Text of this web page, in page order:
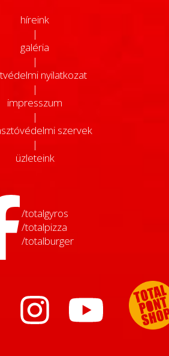
híreink
|
galéria
|
nyilatkozat
|
impresszum
|
szervek
|
üzleteink
/totalgyros
/totalpizza
/totalburger